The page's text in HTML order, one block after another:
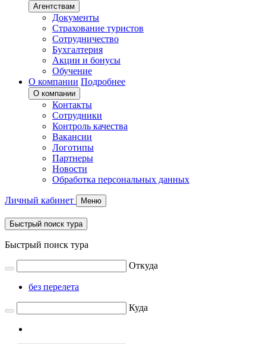
Агентствам
Документы
Страхование туристов
Сотрудничество
Бухгалтерия
Акции и бонусы
Обучение
О компании Подробнее
О компании
Контакты
Сотрудники
Контроль качества
Вакансии
Логотипы
Партнеры
Новости
Обработка персональных данных
Личный кабинет Меню
Быстрый поиск тура
Быстрый поиск тура
Откуда
без перелета
Куда